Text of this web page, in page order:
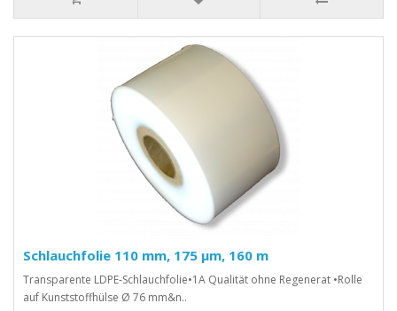
Schlauchfolie 110 mm, 175 µm, 160 m
Transparente LDPE-Schlauchfolie•1A Qualität ohne Regenerat •Rolle
auf Kunststoffhülse Ø 76 mm&n..